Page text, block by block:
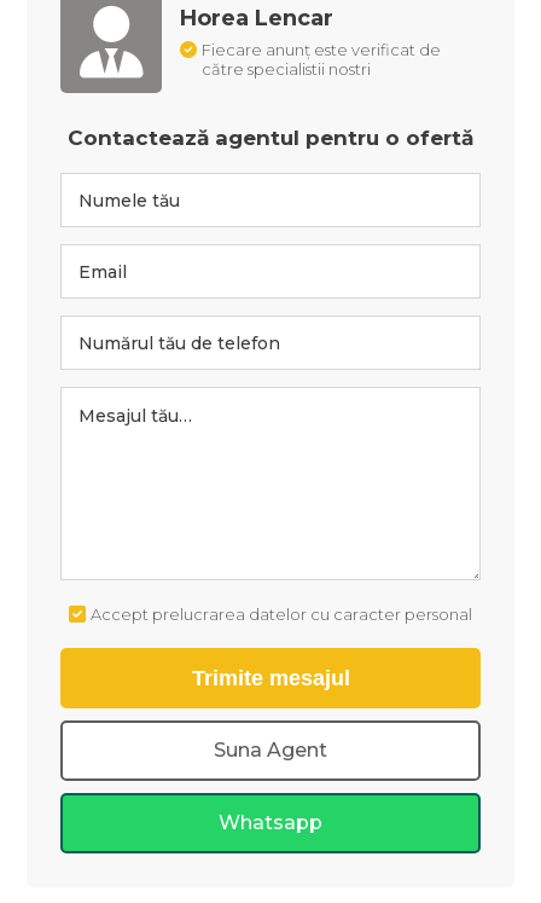
Horea Lencar
Fiecare anunț este verificat de
către specialistii nostri
Contactează agentul pentru o ofertă
Accept prelucrarea datelor cu caracter personal
Suna Agent
Whatsapp